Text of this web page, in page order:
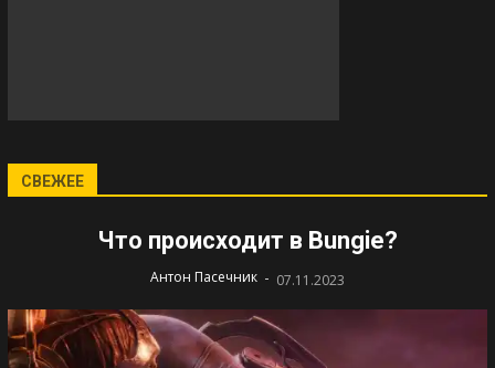
СВЕЖЕЕ
Что происходит в Bungie?
Антон Пасечник - 07.11.2023